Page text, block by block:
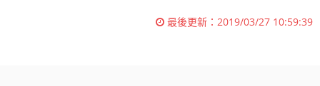
最後更新： 2019/03/27 10:59:39